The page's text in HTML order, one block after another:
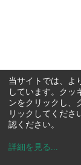
当サイトでは、よ
しています。クッ
ンをクリックし、
リックしてくださ
認ください。
詳細を見る ...